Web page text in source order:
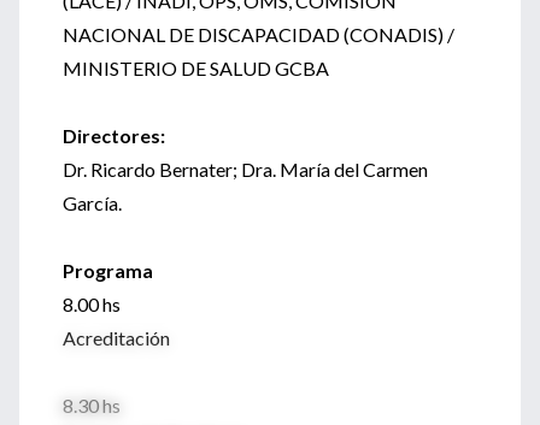
NACIONAL DE DISCAPACIDAD (CONADIS) /
MINISTERIO DE SALUD GCBA
Directores:
Dr. Ricardo Bernater; Dra. María del Carmen
García.
Programa
8.00 hs
Acreditación
8.30 hs